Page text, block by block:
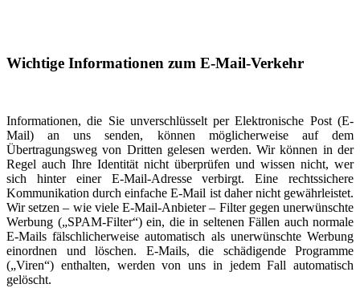
Wichtige Informationen zum E-Mail-Verkehr
Informationen, die Sie unverschlüsselt per Elektronische Post (E-
Mail) an uns senden, können möglicherweise auf dem
Übertragungsweg von Dritten gelesen werden. Wir können in der
Regel auch Ihre Identität nicht überprüfen und wissen nicht, wer
sich hinter einer E-Mail-Adresse verbirgt. Eine rechtssichere
Kommunikation durch einfache E-Mail ist daher nicht gewährleistet.
Wir setzen – wie viele E-Mail-Anbieter – Filter gegen unerwünschte
Werbung („SPAM-Filter“) ein, die in seltenen Fällen auch normale
E-Mails fälschlicherweise automatisch als unerwünschte Werbung
einordnen und löschen. E-Mails, die schädigende Programme
(„Viren“) enthalten, werden von uns in jedem Fall automatisch
gelöscht.